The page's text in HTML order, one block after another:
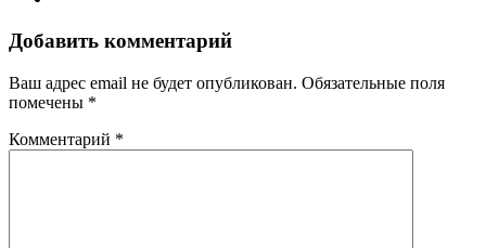
Добавить комментарий
Ваш адрес email не будет опубликован. Обязательные поля
помечены *
Комментарий *